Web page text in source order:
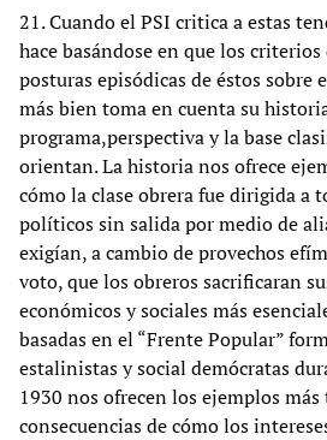
21. Cuando el PSI critica a estas
hace basándose en que los
posturas episódicas de éstos sobre
más bien toma en cuenta su
programa,perspectiva y la base
orientan. La historia nos ofrece
cómo la clase obrera fue dirigida a
políticos sin salida por medio de
exigían, a cambio de provechos
voto, que los obreros sacrificaran
económicos y sociales más
basadas en el “Frente Popular”
estalinistas y social demócratas
1930 nos ofrecen los ejemplos más
consecuencias de cómo los